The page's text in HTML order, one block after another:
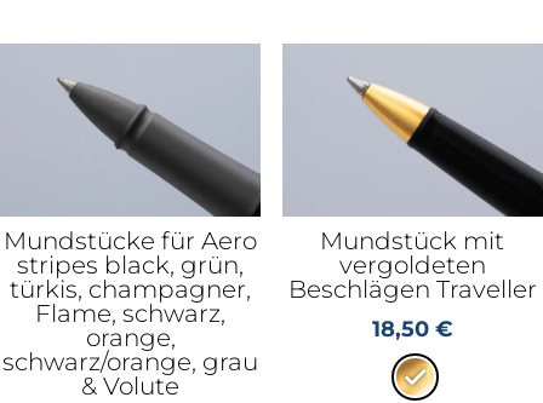
Mundstücke für Aero
stripes black, grün,
türkis, champagner,
Flame, schwarz,
orange,
schwarz/orange, grau
& Volute
Mundstück mit
vergoldeten
Beschlägen Traveller
18,50 €